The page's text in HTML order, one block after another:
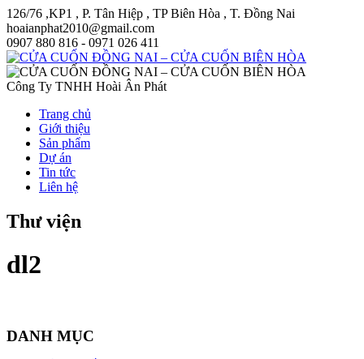
126/76 ,KP1 , P. Tân Hiệp , TP Biên Hòa , T. Đồng Nai
hoaianphat2010@gmail.com
0907 880 816 - 0971 026 411
Công Ty TNHH Hoài Ân Phát
Trang chủ
Giới thiệu
Sản phẩm
Dự án
Tin tức
Liên hệ
Thư viện
dl2
DANH MỤC